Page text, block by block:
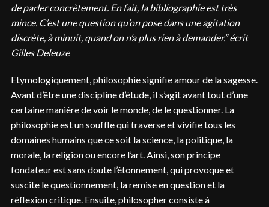
de parler concrètement. En fait, la bibliographie est très
mince. C’est une question qu’on pose dans une agitation
discrète, à minuit, quand on n’a plus rien à demander.” écrit
Gilles Deleuze
Etymologiquement, philosophie signifie amour de la sagesse.
Avant d’être une discipline d’étude, il s’agit avant tout d’une
certaine manière de voir le monde, de le questionner. La
philosophie est un souffle qui traverse et vivifie tous les
domaines humains que ce soit la science, la politique, la
morale, la religion ou encore l’art. Ainsi, son principe
fondateur est sans doute l’étonnement, qui provoque et
suscite le questionnement, la remise en question et la
réflexion critique. Ensuite, philosopher consiste à